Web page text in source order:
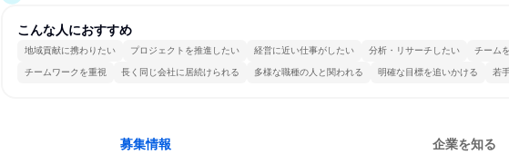
こんな人におすすめ
地域貢献に携わりたい プロジェクトを推進したい 経営に近い仕事がしたい 分析・リサーチしたい チーム
チームワークを重視 長く同じ会社に居続けられる 多様な職種の人と関われる 明確な目標を追いかける 若
募集情報 企業を知る